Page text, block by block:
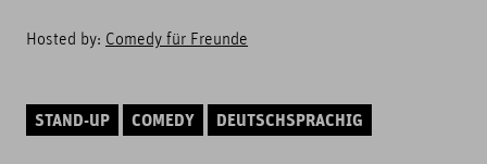
Hosted by: Comedy für Freunde
STAND-UP COMEDY DEUTSCHSPRACHIG